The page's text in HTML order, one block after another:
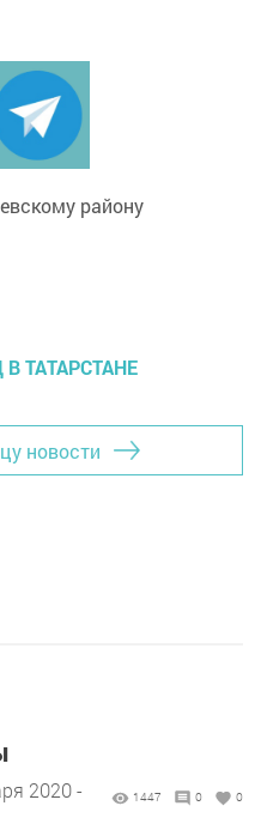
ТАТАРСТАНЕ
новости
2020 -
1447 0 0